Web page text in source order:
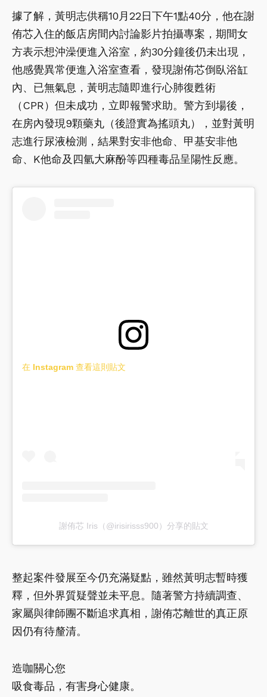
據了解，黃明志供稱10月22日下午1點40分，他在謝
侑芯入住的飯店房間內討論影片拍攝專案，期間女
方表示想沖澡便進入浴室，約30分鐘後仍未出現，
他感覺異常便進入浴室查看，發現謝侑芯倒臥浴缸
內、已無氣息，黃明志隨即進行心肺復甦術
（CPR）但未成功，立即報警求助。警方到場後，
在房內發現9顆藥丸（後證實為搖頭丸），並對黃明
志進行尿液檢測，結果對安非他命、甲基安非他
命、K他命及四氫大麻酚等四種毒品呈陽性反應。
在 Instagram 查看這則貼文
謝侑芯 Iris（@irisirisss900）分享的貼文
整起案件發展至今仍充滿疑點，雖然黃明志暫時獲
釋，但外界質疑聲並未平息。隨著警方持續調查、
家屬與律師團不斷追求真相，謝侑芯離世的真正原
因仍有待釐清。
造咖關心您
吸食毒品，有害身心健康。